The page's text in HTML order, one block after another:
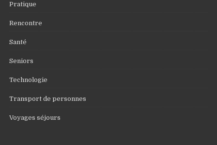
Pratique
Rencontre
Santé
Seniors
Technologie
Transport de personnes
Voyages séjours